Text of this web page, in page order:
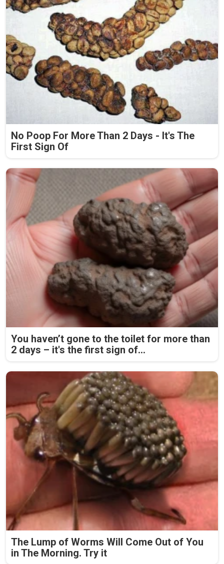
No Poop For More Than 2 Days - It's The
First Sign Of
You haven’t gone to the toilet for more than
2 days – it's the first sign of...
The Lump of Worms Will Come Out of You
in The Morning. Try it